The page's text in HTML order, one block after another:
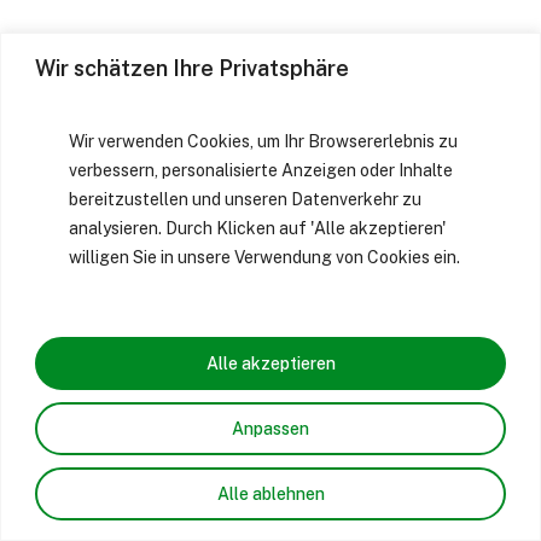
Wir schätzen Ihre Privatsphäre
Wir verwenden Cookies, um Ihr Browsererlebnis zu
verbessern, personalisierte Anzeigen oder Inhalte
bereitzustellen und unseren Datenverkehr zu
analysieren. Durch Klicken auf 'Alle akzeptieren'
willigen Sie in unsere Verwendung von Cookies ein.
Anpassen
Alle ablehnen
Alle akzeptieren